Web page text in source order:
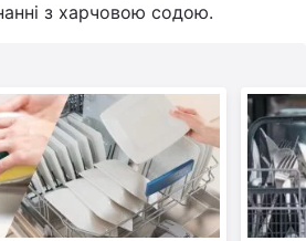
з харчовою содою.